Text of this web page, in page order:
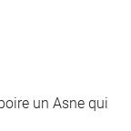
un Asne qui